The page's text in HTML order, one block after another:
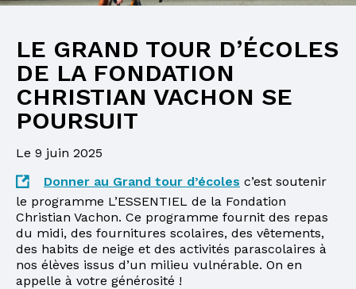
LE GRAND TOUR D’ÉCOLES
DE LA FONDATION
CHRISTIAN VACHON SE
POURSUIT
Le 9 juin 2025
Donner au Grand tour d’écoles c’est soutenir
le programme L’ESSENTIEL de la Fondation
Christian Vachon. Ce programme fournit des repas
du midi, des fournitures scolaires, des vêtements,
des habits de neige et des activités parascolaires à
nos élèves issus d’un milieu vulnérable. On en
appelle à votre générosité !